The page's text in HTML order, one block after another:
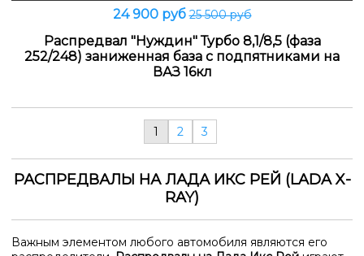
24 900 руб25 500 руб
Распредвал "Нуждин" Турбо 8,1/8,5 (фаза
252/248) заниженная база с подпятниками на
ВАЗ 16кл
1 2 3
РАСПРЕДВАЛЫ НА ЛАДА ИКС РЕЙ (LADA X-
RAY)
Важным элементом любого автомобиля являются его